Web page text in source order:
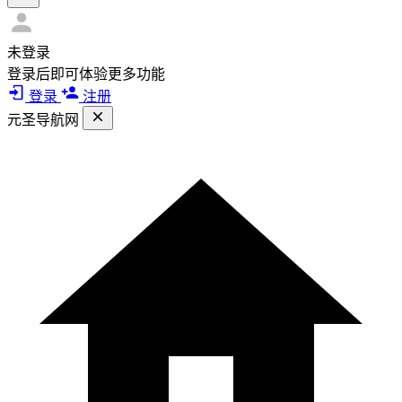
未登录
登录后即可体验更多功能
登录
注册
元圣导航网